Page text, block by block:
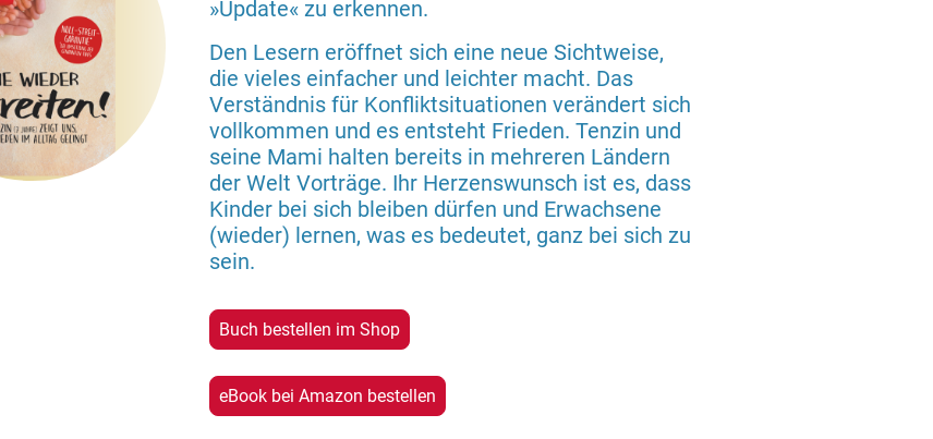
»Update« zu erkennen.
Den Lesern eröffnet sich eine neue Sichtweise,
die vieles einfacher und leichter macht. Das
Verständnis für Konfliktsituationen verändert sich
vollkommen und es entsteht Frieden. Tenzin und
seine Mami halten bereits in mehreren Ländern
der Welt Vorträge. Ihr Herzenswunsch ist es, dass
Kinder bei sich bleiben dürfen und Erwachsene
(wieder) lernen, was es bedeutet, ganz bei sich zu
sein.
Buch bestellen im Shop
eBook bei Amazon bestellen